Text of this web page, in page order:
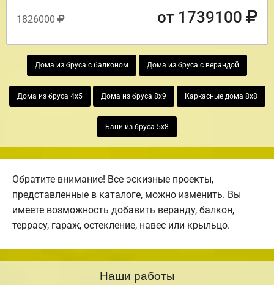
1826000 от 1739100
Дома из бруса с балконом Дома из бруса с верандой
Дома из бруса 4х5 Дома из бруса 8х9 Каркасные дома 8х8
Бани из бруса 5х8
Обратите внимание! Все эскизные проекты,
представленные в каталоге, можно изменить. Вы
имеете возможность добавить веранду, балкон,
террасу, гараж, остекление, навес или крыльцо.
Наши работы